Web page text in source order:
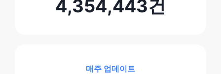
4,354,443건
매주 업데이트